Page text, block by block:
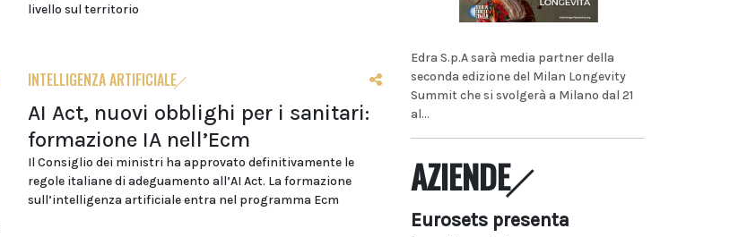
livello sul territorio
INTELLIGENZA ARTIFICIALE
AI Act, nuovi obblighi per i sanitari:
formazione IA nell’Ecm
Il Consiglio dei ministri ha approvato definitivamente le
regole italiane di adeguamento all’AI Act. La formazione
sull’intelligenza artificiale entra nel programma Ecm
Edra S.p.A sarà media partner della
seconda edizione del Milan Longevity
Summit che si svolgerà a Milano dal 21
al...
AZIENDE
Eurosets presenta